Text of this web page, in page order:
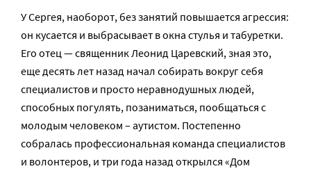
У Сергея, наоборот, без занятий повышается агрессия:
он кусается и выбрасывает в окна стулья и табуретки.
Его отец — священник Леонид Царевский, зная это,
еще десять лет назад начал собирать вокруг себя
специалистов и просто неравнодушных людей,
способных погулять, позаниматься, пообщаться с
молодым человеком – аутистом. Постепенно
собралась профессиональная команда специалистов
и волонтеров, и три года назад открылся «Дом